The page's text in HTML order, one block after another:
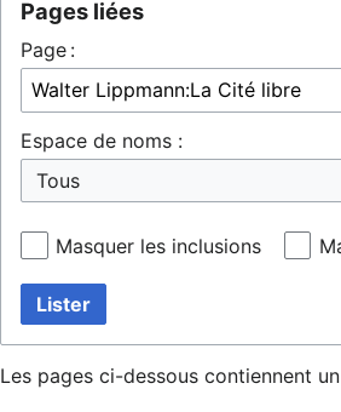
Pages liées
Page :
Espace de noms :
Masquer les inclusions
Lister
Les pages ci-dessous contiennent